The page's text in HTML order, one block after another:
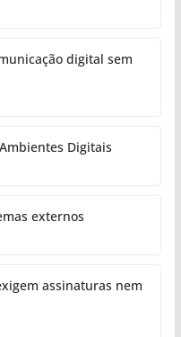
digital sem
Digitais
externos
assinaturas nem